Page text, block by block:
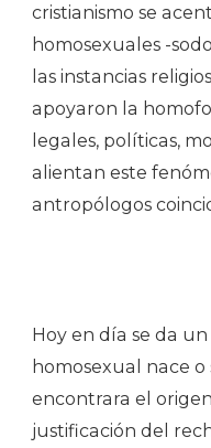
cristianismo se
homosexuales -
las instancias
apoyaron la
legales, políticas,
alientan este
antropólogos
Hoy en día se da
homosexual nace o
encontrara el
justificación del